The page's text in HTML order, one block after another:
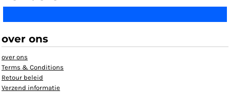
over ons
over ons
Terms & Conditions
Retour beleid
Verzend informatie